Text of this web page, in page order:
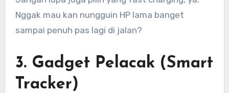
Nggak mau kan nungguin HP lama banget
sampai penuh pas lagi di jalan?
3. Gadget Pelacak (Smart
Tracker)